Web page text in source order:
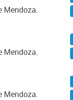
Mendoza.
Mendoza.
Mendoza.